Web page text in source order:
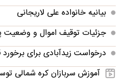
بیانیه خانواده علی لاریجانی
جزئیات توقیف اموال و وضعیت
درخواست زیدآبادی برای
آموزش سربازان کره شمالی